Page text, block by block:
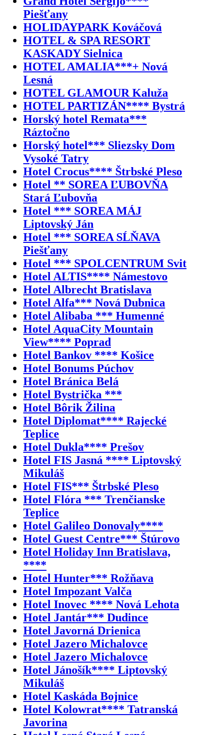
Piešťany
HOLIDAYPARK Kováčová
HOTEL & SPA RESORT
KASKADY Sielnica
HOTEL AMALIA***+ Nová
Lesná
HOTEL GLAMOUR Kaluža
HOTEL PARTIZÁN**** Bystrá
Horský hotel Remata***
Ráztočno
Horský hotel*** Sliezsky Dom
Vysoké Tatry
Hotel Crocus**** Štrbské Pleso
Hotel ** SOREA ĽUBOVŇA
Stará Ľubovňa
Hotel *** SOREA MÁJ
Liptovský Ján
Hotel *** SOREA SĹŇAVA
Piešťany
Hotel *** SPOLCENTRUM Svit
Hotel ALTIS**** Námestovo
Hotel Albrecht Bratislava
Hotel Alfa*** Nová Dubnica
Hotel Alibaba *** Humenné
Hotel AquaCity Mountain
View**** Poprad
Hotel Bankov **** Košice
Hotel Bonums Púchov
Hotel Bránica Belá
Hotel Bystrička ***
Hotel Bôrik Žilina
Hotel Diplomat**** Rajecké
Teplice
Hotel Dukla**** Prešov
Hotel FIS Jasná **** Liptovský
Mikuláš
Hotel FIS*** Štrbské Pleso
Hotel Flóra *** Trenčianske
Teplice
Hotel Galileo Donovaly****
Hotel Guest Centre*** Štúrovo
Hotel Holiday Inn Bratislava,
****
Hotel Hunter*** Rožňava
Hotel Impozant Valča
Hotel Inovec **** Nová Lehota
Hotel Jantár*** Dudince
Hotel Javorná Drienica
Hotel Jazero Michalovce
Hotel Jazero Michalovce
Hotel Jánošík**** Liptovský
Mikuláš
Hotel Kaskáda Bojnice
Hotel Kolowrat**** Tatranská
Javorina